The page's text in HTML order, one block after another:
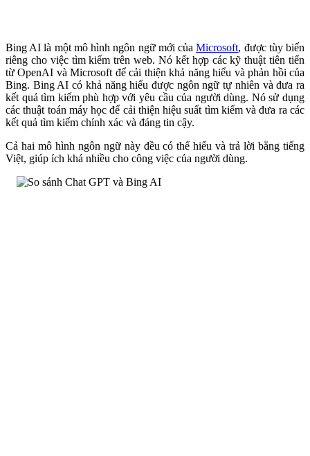
Bing AI là một mô hình ngôn ngữ mới củaMicrosoft, được tùy biến
riêng cho việc tìm kiếm trên web. Nó kết hợp các kỹ thuật tiên tiến
từ OpenAI và Microsoft để cải thiện khả năng hiểu và phản hồi của
Bing. Bing AI có khả năng hiểu được ngôn ngữ tự nhiên và đưa ra
kết quả tìm kiếm phù hợp với yêu cầu của người dùng. Nó sử dụng
các thuật toán máy học để cải thiện hiệu suất tìm kiếm và đưa ra các
kết quả tìm kiếm chính xác và đáng tin cậy.
Cả hai mô hình ngôn ngữ này đều có thể hiểu và trả lời bằng tiếng
Việt, giúp ích khá nhiều cho công việc của người dùng.